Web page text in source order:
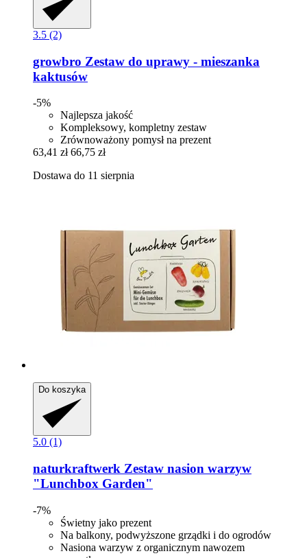
3.5 (2)
growbro Zestaw do uprawy -​ mieszanka
kaktusów
-5%
Najlepsza jakość
Kompleksowy, kompletny zestaw
Zrównoważony pomysł na prezent
63,41 zł 66,75 zł
Dostawa do 11 sierpnia
Do koszyka
5.0 (1)
naturkraftwerk Zestaw nasion warzyw
"Lunchbox Garden"
-7%
Świetny jako prezent
Na balkony, podwyższone grządki i do ogrodów
Nasiona warzyw z organicznym nawozem